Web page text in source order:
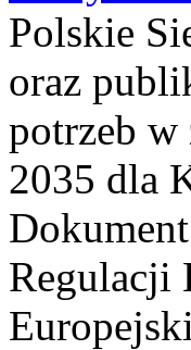
Polskie
oraz
potrzeb w
2035 dla
Regulacji